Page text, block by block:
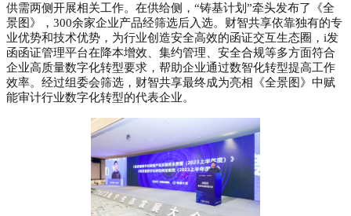
供需两侧开展相关工作。在供给侧，“铸基计划”牵头发布了《全
景图》，300余家企业产品经筛选后入选。财智共享依靠独有的专
业优势和技术优势，为行业创造安全高效的函证交互生态圈，i发
函函证管理平台在降本增效、集约管理、安全合规等多方面符合
企业高质量数字化转型要求，帮助企业通过数智化转型提高工作
效率。经过组委会筛选，财智共享最终成为亮相《全景图》中赋
能审计行业数字化转型的代表企业。